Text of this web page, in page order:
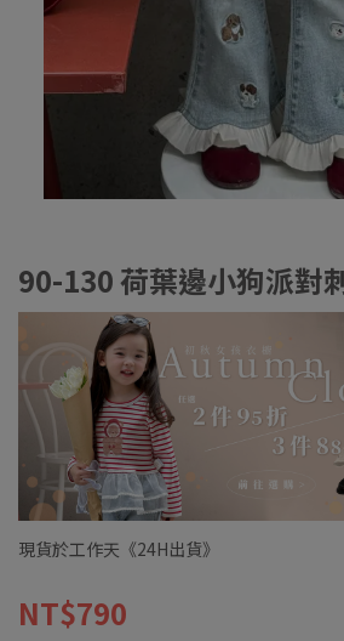
90-130 荷葉邊小狗派對
現貨於工作天《24H出貨》
NT$790